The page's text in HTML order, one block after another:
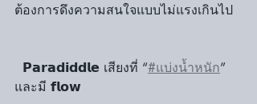
ต้องการดึงความสนใจแบบไม่แรงเกินไป
𝗣𝗮𝗿𝗮𝗱𝗶𝗱𝗱𝗹𝗲 เสียงที่ “#แบ่งน้ำหนัก”
และมี 𝗳𝗹𝗼𝘄